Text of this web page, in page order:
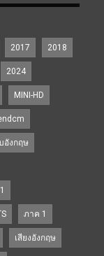
2017 2018
2024
MINI-HD
อังกฤษ
ภาค 1
เสียงอังกฤษ